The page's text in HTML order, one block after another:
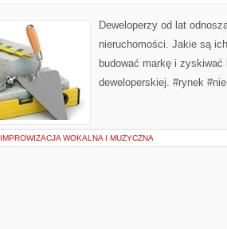
Deweloperzy od lat
nieruchomości. Jakie są
budować markę i
deweloperskiej. #rynek
IMPROWIZACJA WOKALNA I MUZYCZNA